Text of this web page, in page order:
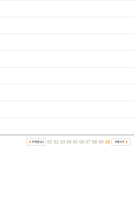
01 02 03 04 05 06 07 08 09 10